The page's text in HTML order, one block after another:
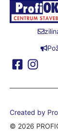
© 2026
Created by